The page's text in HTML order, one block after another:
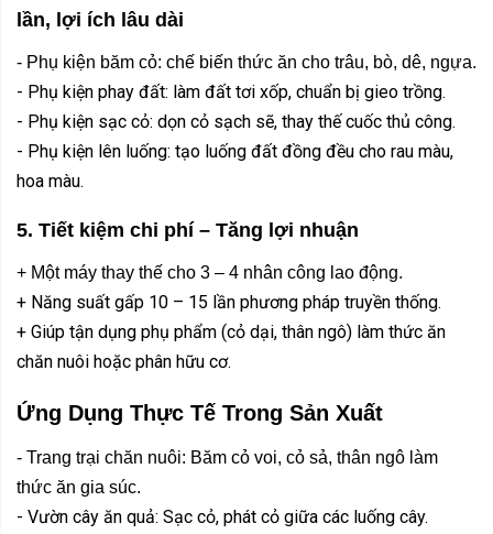
lần, lợi ích lâu dài
- Phụ kiện băm cỏ: chế biến thức ăn cho trâu, bò, dê, ngựa.
- Phụ kiện phay đất: làm đất tơi xốp, chuẩn bị gieo trồng.
- Phụ kiện sạc cỏ: dọn cỏ sạch sẽ, thay thế cuốc thủ công.
- Phụ kiện lên luống: tạo luống đất đồng đều cho rau màu,
hoa màu.
5. Tiết kiệm chi phí – Tăng lợi nhuận
+ Một máy thay thế cho 3 – 4 nhân công lao động.
+ Năng suất gấp 10 – 15 lần phương pháp truyền thống.
+ Giúp tận dụng phụ phẩm (cỏ dại, thân ngô) làm thức ăn
chăn nuôi hoặc phân hữu cơ.
Ứng Dụng Thực Tế Trong Sản Xuất
- Trang trại chăn nuôi: Băm cỏ voi, cỏ sả, thân ngô làm
thức ăn gia súc.
- Vườn cây ăn quả: Sạc cỏ, phát cỏ giữa các luống cây.